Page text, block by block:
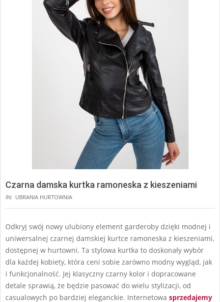
Czarna damska kurtka ramoneska z kieszeniami
IN: UBRANIA HURTOWNIA
Odkryj swój nowy ulubiony element garderoby dzięki modnej i
uniwersalnej czarnej damskiej kurtce ramoneska z kieszeniami,
dostępnej w hurtowni. Ta stylowa kurtka to doskonały wybór
dla każdej kobiety, która ceni sobie zarówno modny wygląd, jak
i funkcjonalność. Jej klasyczny czarny kolor i dopracowane
detale sprawią, że będzie pasować do wielu stylizacji, od
casualowych po bardziej eleganckie. Internetowa sprzedajemy